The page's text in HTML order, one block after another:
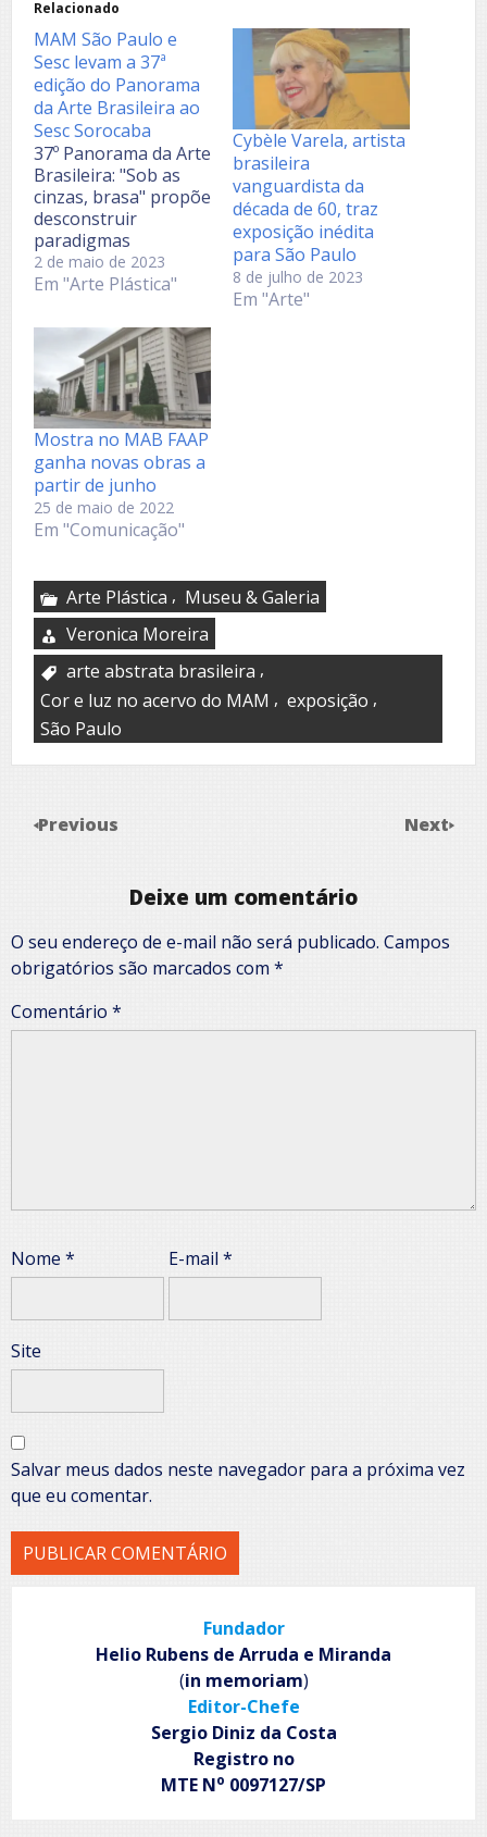
Relacionado
MAM São Paulo e
Sesc levam a 37ª
edição do Panorama
da Arte Brasileira ao
Sesc Sorocaba
37º Panorama da Arte
Brasileira: "Sob as
cinzas, brasa" propõe
desconstruir
paradigmas
naturalizados em
relação ao Brasil
exposição ocorre a
partir da parceria
entre as instituições
e apresenta obras de
26 artistas A partir de
20 de abril, a 37ª
edição do Panorama
de Arte Brasileira:
Sob as…
2 de maio de 2023
Em "Arte Plástica"
Cybèle Varela, artista
brasileira
vanguardista da
década de 60, traz
exposição inédita
para São Paulo
8 de julho de 2023
Em "Arte"
Mostra no MAB FAAP
ganha novas obras a
partir de junho
25 de maio de 2022
Em "Comunicação"
Arte Plástica , Museu & Galeria
Veronica Moreira
arte abstrata brasileira ,
Cor e luz no acervo do MAM , exposição ,
São Paulo
Previous Next
Deixe um comentário
O seu endereço de e-mail não será publicado. Campos
obrigatórios são marcados com *
Comentário *
Nome * E-mail *
Site
Salvar meus dados neste navegador para a próxima vez
que eu comentar.
Fundador
Helio Rubens de Arruda e Miranda
(in memoriam)
Editor-Chefe
Sergio Diniz da Costa
Registro no
MTE No 0097127/SP